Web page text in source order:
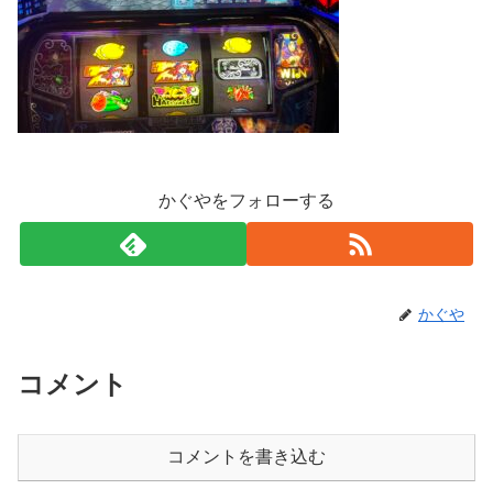
かぐやをフォローする
かぐや
コメント
コメントを書き込む